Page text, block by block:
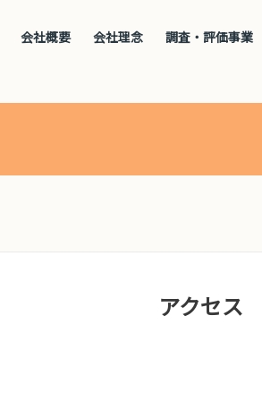
会社概要 会社理念 調査・評価事業
アクセス